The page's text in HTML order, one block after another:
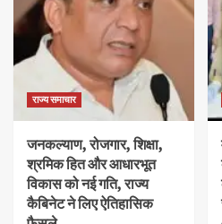
राज्य समाचार
जनकल्याण, रोजगार, शिक्षा,
श्रमिक हित और आधारभूत
विकास को नई गति, राज्य
कैबिनेट ने लिए ऐतिहासिक